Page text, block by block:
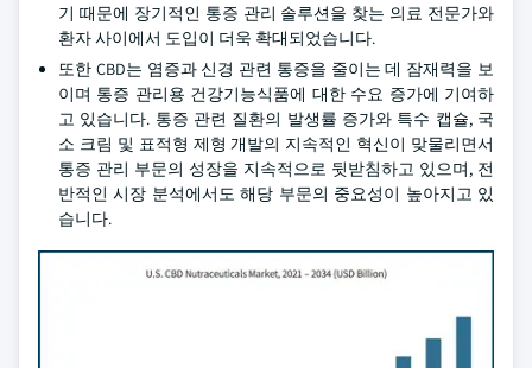
기 때문에 장기적인 통증 관리 솔루션을 찾는 의료 전문가와
환자 사이에서 도입이 더욱 확대되었습니다.
또한 CBD는 염증과 신경 관련 통증을 줄이는 데 잠재력을 보
이며 통증 관리용 건강기능식품에 대한 수요 증가에 기여하
고 있습니다. 통증 관련 질환의 발생률 증가와 특수 캡슐, 국
소 크림 및 표적형 제형 개발의 지속적인 혁신이 맞물리면서
통증 관리 부문의 성장을 지속적으로 뒷받침하고 있으며, 전
반적인 시장 분석에서도 해당 부문의 중요성이 높아지고 있
습니다.